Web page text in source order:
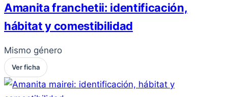
Amanita franchetii: identificación,
hábitat y comestibilidad
Mismo género
Ver ficha